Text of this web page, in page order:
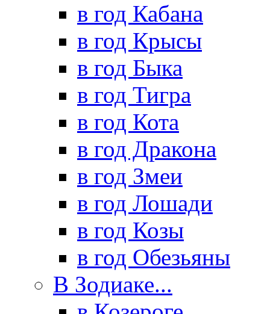
в год Кабана
в год Крысы
в год Быка
в год Тигра
в год Кота
в год Дракона
в год Змеи
в год Лошади
в год Козы
в год Обезьяны
В Зодиаке...